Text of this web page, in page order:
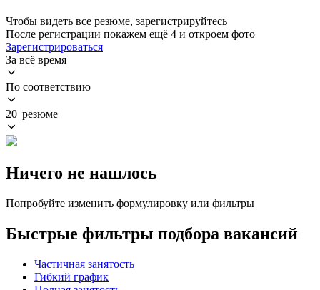
Чтобы видеть все резюме, зарегистрируйтесь
После регистрации покажем ещё 4 и откроем фото
Зарегистрироваться
За всё время
По соответствию
20 резюме
Ничего не нашлось
Попробуйте изменить формулировку или фильтры
Быстрые фильтры подбора вакансий
Частичная занятость
Гибкий график